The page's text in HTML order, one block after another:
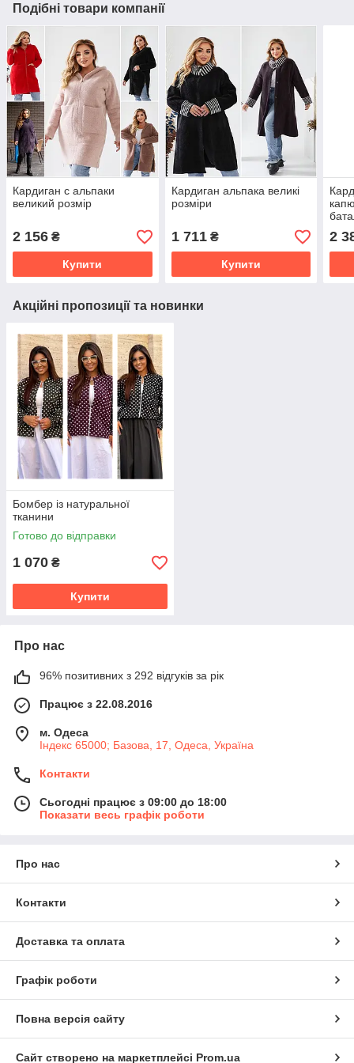
Подібні товари компанії
Кардиган с альпаки
великий розмір
2 156 ₴
Купити
Кардиган альпака великі
розміри
1 711₴
Купити
2
Акційні пропозиції та новинки
Бомбер із натуральної
тканини
Готово до відправки
1 070 ₴
Купити
Про нас
96% позитивних з 292 відгуків за рік
Працює з 22.08.2016
м. Одеса
Індекс 65000; Базова, 17, Одеса, Україна
Контакти
Сьогодні працює з 09:00 до 18:00
Показати весь графік роботи
Про нас
Контакти
Доставка та оплата
Графік роботи
Повна версія сайту
Сайт створено на маркетплейсі Prom.ua